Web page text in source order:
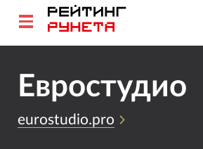
Евростудио
eurostudio.pro